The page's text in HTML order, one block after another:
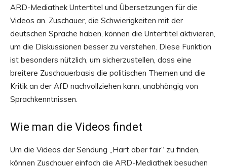
ARD-Mediathek Untertitel und Übersetzungen für die
Videos an. Zuschauer, die Schwierigkeiten mit der
deutschen Sprache haben, können die Untertitel aktivieren,
um die Diskussionen besser zu verstehen. Diese Funktion
ist besonders nützlich, um sicherzustellen, dass eine
breitere Zuschauerbasis die politischen Themen und die
Kritik an der AfD nachvollziehen kann, unabhängig von
Sprachkenntnissen.
Wie man die Videos findet
Um die Videos der Sendung „Hart aber fair“ zu finden,
können Zuschauer einfach die ARD-Mediathek besuchen